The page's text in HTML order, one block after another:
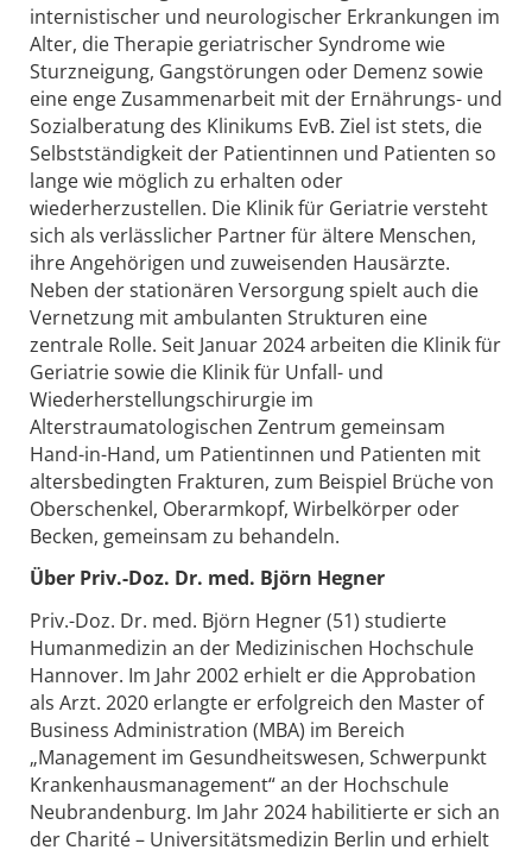
internistischer und neurologischer Erkrankungen im
Alter, die Therapie geriatrischer Syndrome wie
Sturzneigung, Gangstörungen oder Demenz sowie
eine enge Zusammenarbeit mit der Ernährungs- und
Sozialberatung des Klinikums EvB. Ziel ist stets, die
Selbstständigkeit der Patientinnen und Patienten so
lange wie möglich zu erhalten oder
wiederherzustellen. Die Klinik für Geriatrie versteht
sich als verlässlicher Partner für ältere Menschen,
ihre Angehörigen und zuweisenden Hausärzte.
Neben der stationären Versorgung spielt auch die
Vernetzung mit ambulanten Strukturen eine
zentrale Rolle. Seit Januar 2024 arbeiten die Klinik für
Geriatrie sowie die Klinik für Unfall- und
Wiederherstellungschirurgie im
Alterstraumatologischen Zentrum gemeinsam
Hand-in-Hand, um Patientinnen und Patienten mit
altersbedingten Frakturen, zum Beispiel Brüche von
Oberschenkel, Oberarmkopf, Wirbelkörper oder
Becken, gemeinsam zu behandeln.
Über Priv.-Doz. Dr. med. Björn Hegner
Priv.-Doz. Dr. med. Björn Hegner (51) studierte
Humanmedizin an der Medizinischen Hochschule
Hannover. Im Jahr 2002 erhielt er die Approbation
als Arzt. 2020 erlangte er erfolgreich den Master of
Business Administration (MBA) im Bereich
„Management im Gesundheitswesen, Schwerpunkt
Krankenhausmanagement“ an der Hochschule
Neubrandenburg. Im Jahr 2024 habilitierte er sich an
der Charité – Universitätsmedizin Berlin und erhielt